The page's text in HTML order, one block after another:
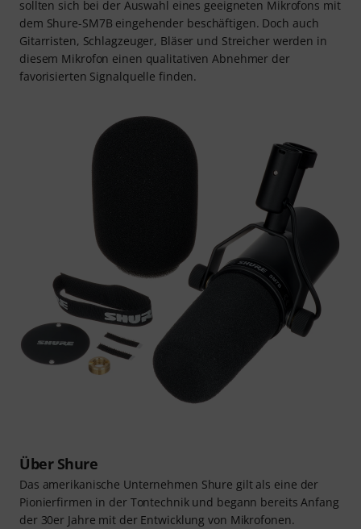
sollten sich bei der Auswahl eines geeigneten Mikrofons mit
dem Shure-SM7B eingehender beschäftigen. Doch auch
Gitarristen, Schlagzeuger, Bläser und Streicher werden in
diesem Mikrofon einen qualitativen Abnehmer der
favorisierten Signalquelle finden.
Über Shure
Das amerikanische Unternehmen Shure gilt als eine der
Pionierfirmen in der Tontechnik und begann bereits Anfang
der 30er Jahre mit der Entwicklung von Mikrofonen.